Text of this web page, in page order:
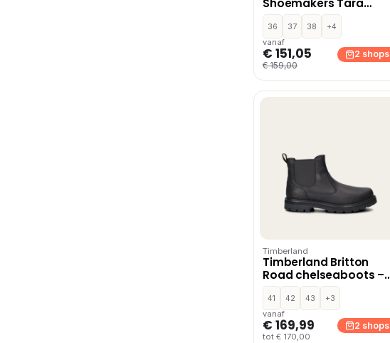
Shoemakers Tara
chelseaboots – Zwart
36 37 38
+4
vanaf
€ 151,05
€ 159,00
2 shops
Timberland
Timberland Britton
Road chelseaboots –
Zwart
41 42 43
+3
vanaf
€ 169,99
tot € 170,00
2 shops